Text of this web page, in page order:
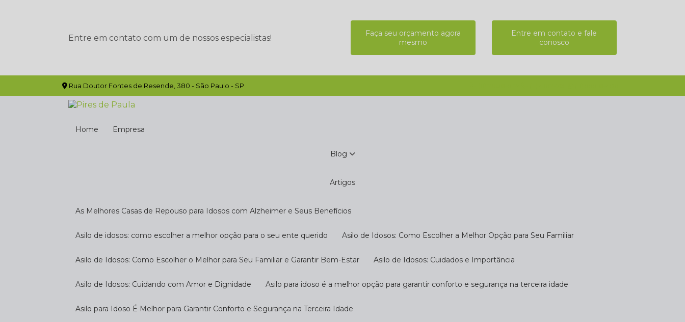
Entre em contato com um de nossos especialistas!
Faça seu orçamento agora
mesmo
Entre em contato e fale
conosco
Rua Doutor Fontes de Resende, 380 - São Paulo - SP
Home Empresa
Blog
Artigos
As Melhores Casas de Repouso para Idosos com Alzheimer e Seus Benefícios
Asilo de idosos: como escolher a melhor opção para o seu ente querido Asilo de Idosos: Como Escolher a Melhor Opção para Seu Familiar
Asilo de Idosos: Como Escolher o Melhor para Seu Familiar e Garantir Bem-Estar Asilo de Idosos: Cuidados e Importância
Asilo de Idosos: Cuidando com Amor e Dignidade Asilo para idoso é a melhor opção para garantir conforto e segurança na terceira idade
Asilo para Idoso É Melhor para Garantir Conforto e Segurança na Terceira Idade